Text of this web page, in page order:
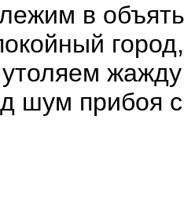
в
шум прибоя